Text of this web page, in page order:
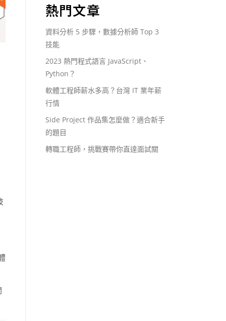
熱門文章
資料分析 5 步驟，數據分析師 Top 3
技能
2023 熱門程式語言 JavaScript、
Python？
軟體工程師薪水多高？台灣 IT 業年薪
行情
Side Project 作品集怎麼做？適合新手
的題目
轉職工程師，挑戰賽帶你直達面試關